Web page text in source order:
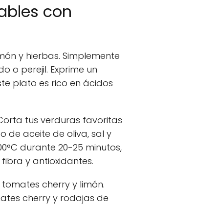
con
y hierbas. Simplemente
o perejil. Exprime un
plato es rico en ácidos
tus verduras favoritas
de aceite de oliva, sal y
durante 20-25 minutos,
y antioxidantes.
cherry y limón.
cherry y rodajas de